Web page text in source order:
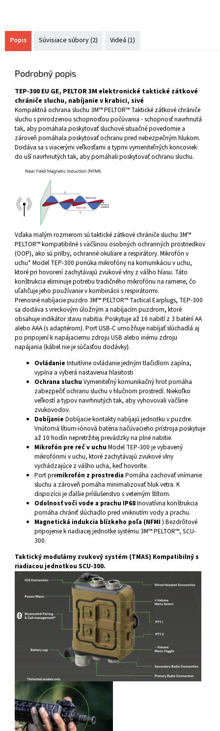
Popis Súvisiace súbory (2) Videá (1)
Podrobný popis
TEP-300 EU GE, PELTOR 3M elektronické taktické zátkové
chrániče sluchu, nabíjanie v krabici, sivé
Kompaktná ochrana sluchu 3M™ PELTOR™ Taktické zátkové chrániče
sluchu s prirodzenou schopnosťou počúvania - schopnosť navrhnutá
tak, aby pomáhala poskytovať sluchové situačné povedomie a
zároveň pomáhala poskytovať ochranu pred nebezpečným hlukom.
Dodáva sa s viacerými veľkosťami a typmi vymeniteľných koncoviek
do uší navrhnutých tak, aby pomáhali poskytovať ochranu sluchu.
Vďaka malým rozmerom sú taktické zátkové chrániče sluchu 3M™
PELTOR™ kompatibilné s väčšinou osobných ochranných prostriedkov
(OOP), ako sú prilby, ochranné okuliare a respirátory. Mikrofón v
uchu* Model TEP-300 ponúka mikrofóny na komunikáciu v uchu,
ktoré pri hovorení zachytávajú zvukové vlny z vášho hlasu. Táto
konštrukcia eliminuje potrebu tradičného mikrofónu na ramene, čo
uľahčuje jeho používanie v kombinácii s respirátormi.
Prenosné nabíjacie puzdro 3M™ PELTOR™ Tactical Earplugs, TEP-300
sa dodáva s vreckovým úložným a nabíjacím puzdrom, ktoré
obsahuje indikátor stavu nabitia. Poskytuje až 16 nabití z 3 batérií AA
alebo AAA (s adaptérom). Port USB-C umožňuje nabíjať slúchadlá aj
po pripojení k napájaciemu zdroju USB alebo inému zdroju
napájania (kábel nie je súčasťou dodávky).
Ovládanie Intuitívne ovládanie jedným tlačidlom zapína,
vypína a vyberá nastavenia hlasitosti
Ochrana sluchu Vymeniteľný komunikačný hrot pomáha
zabezpečiť ochranu sluchu v hlučnom prostredí. Niekoľko
veľkostí a typov navrhnutých tak, aby vyhovovali väčšine
zvukovodov.
Dobíjanie Dobíjacie kontakty nabíjajú jednotku v puzdre.
Vnútorná lítium-iónová batéria načúvacieho prístroja poskytuje
až 10 hodín nepretržitej prevádzky na plné nabitie.
Mikrofón pre reč v uchu Model TEP-300 je vybavený
mikrofónmi v uchu, ktoré zachytávajú zvukové vlny
vychádzajúce z vášho ucha, keď hovoríte.
Port premikrofón z prostredia Pomáha zachovať vnímanie
sluchu a zároveň pomáha minimalizovať hluk vetra. K
dispozícii je ďalšie príslušenstvo s veterným štítom.
Odolnosť voči vode a prachu IP68Inovatívna konštrukcia
pomáha chrániť slúchadlo pred vniknutím vody a prachu.
Magnetická indukcia blízkeho poľa (NFMI ) Bezdrôtové
pripojenie k riadiacej jednotke systému 3M™ PELTOR™, SCU-
300.
Taktický modulárny zvukový systém (TMAS) Kompatibilný s
riadiacou jednotkou SCU-300.